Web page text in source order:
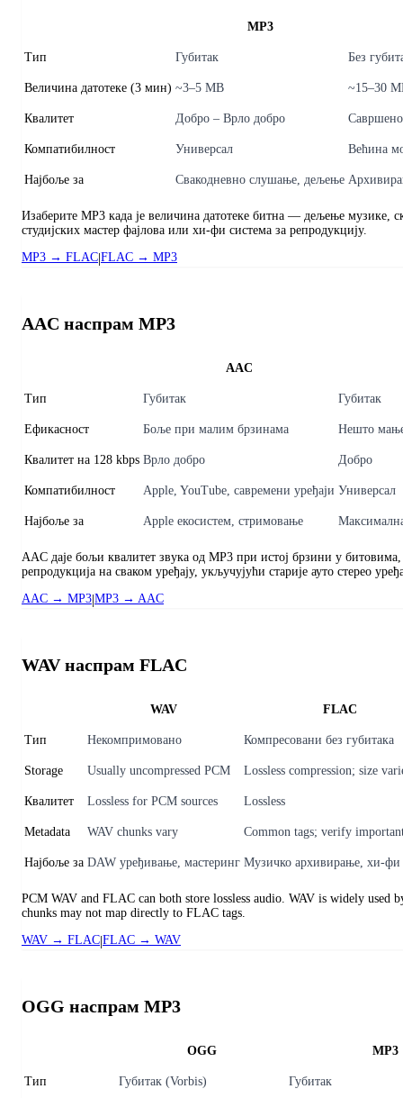
MP3
Тип Губитак Без
Величина датотеке (3 мин) ~3–5 MB ~15–30
Квалитет Добро – Врло добро
Компатибилност Универсал Већина
Најбоље за Свакодневно слушање, дељење
Изаберите MP3 када је величина датотеке битна — дељење
студијских мастер фајлова или хи-фи система за репродукцију.
MP3 → FLAC|FLAC → MP3
AAC наспрам MP3
AAC
Тип Губитак Губитак
Ефикасност Боље при малим брзинама Нешто
Квалитет на 128 kbps Врло добро Добро
Компатибилност Apple, YouTube, савремени уређаји Универсал
Најбоље за Apple екосистем, стримовање
AAC даје бољи квалитет звука од MP3 при истој брзини у
репродукција на сваком уређају, укључујући старије ауто стерео
AAC → MP3|MP3 → AAC
WAV наспрам FLAC
WAV FLAC
Тип Некомпримовано Компресовани без губитака
Storage Usually uncompressed PCM Lossless compression; size
Квалитет Lossless for PCM sources Lossless
Metadata WAV chunks vary Common tags; verify
Најбоље за DAW уређивање, мастеринг Музичко архивирање, хи-фи
PCM WAV and FLAC can both store lossless audio. WAV is widely
chunks may not map directly to FLAC tags.
WAV → FLAC|FLAC → WAV
OGG наспрам MP3
OGG MP3
Тип Губитак (Vorbis) Губитак